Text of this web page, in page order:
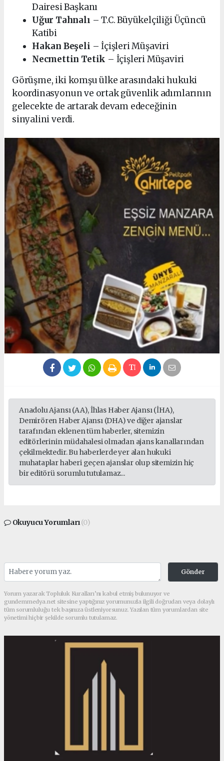
Dairesi Başkanı
Uğur Tahnalı – T.C. Büyükelçiliği Üçüncü
Katibi
Hakan Beşeli – İçişleri Müşaviri
Necmettin Tetik – İçişleri Müşaviri
Görüşme, iki komşu ülke arasındaki hukuki
koordinasyonun ve ortak güvenlik adımlarının
gelecekte de artarak devam edeceğinin
sinyalini verdi.
Anadolu Ajansı (AA), İhlas Haber Ajansı (İHA),
Demirören Haber Ajansı (DHA) ve diğer ajanslar
tarafından eklenen tüm haberler, sitemizin
editörlerinin müdahalesi olmadan ajans kanallarından
çekilmektedir. Bu haberlerde yer alan hukuki
muhataplar haberi geçen ajanslar olup sitemizin hiç
bir editörü sorumlu tutulamaz...
Okuyucu Yorumları(0)
Gönder
Yorum yazarak Topluluk Kuralları’nı kabul etmiş bulunuyor ve
gundemmedya.net sitesine yaptığınız yorumunuzla ilgili doğrudan veya dolaylı
tüm sorumluluğu tek başınıza üstleniyorsunuz. Yazılan tüm yorumlardan site
yönetimi hiçbir şekilde sorumlu tutulamaz.